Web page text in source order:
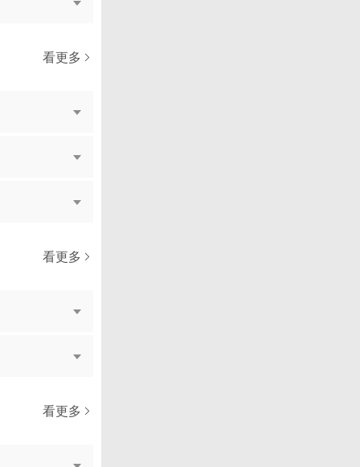
看更多
看更多
看更多